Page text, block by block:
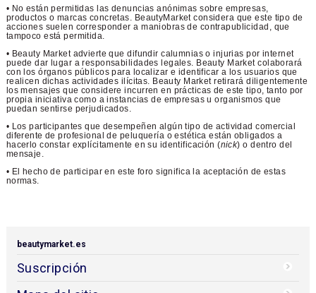
• No están permitidas las denuncias anónimas sobre empresas,
productos o marcas concretas. BeautyMarket considera que este tipo de
acciones suelen corresponder a maniobras de contrapublicidad, que
tampoco está permitida.
• Beauty Market advierte que difundir calumnias o injurias por internet
puede dar lugar a responsabilidades legales. Beauty Market colaborará
con los órganos públicos para localizar e identificar a los usuarios que
realicen dichas actividades ilícitas. Beauty Market retirará diligentemente
los mensajes que considere incurren en prácticas de este tipo, tanto por
propia iniciativa como a instancias de empresas u organismos que
puedan sentirse perjudicados.
• Los participantes que desempeñen algún tipo de actividad comercial
diferente de profesional de peluquería o estética están obligados a
hacerlo constar explícitamente en su identificación (nick) o dentro del
mensaje.
• El hecho de participar en este foro significa la aceptación de estas
normas.
beautymarket.es
Suscripción